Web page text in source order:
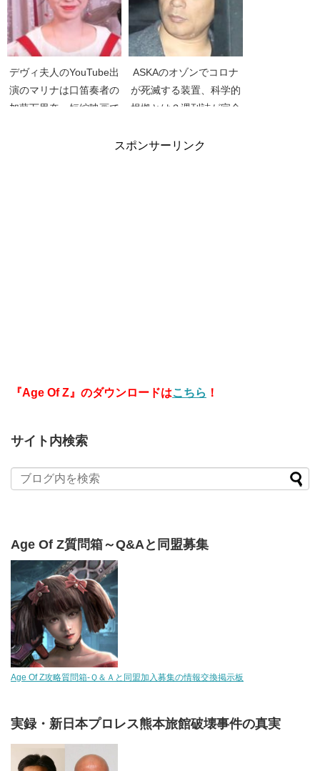
デヴィ夫人のYouTube出
演のマリナは口笛奏者の
加藤万里奈。短編映画で
ASKAのオゾンでコロナ
が死滅する装置、科学的
根拠とは？週刊誌が完全
刊女性】【新型コロナウ
スポンサーリンク
『Age Of Z』のダウンロードはこちら ！
サイト内検索
Age Of Z質問箱～Q&Aと同盟募集
Age Of Z攻略質問箱-Ｑ＆Ａと同盟加入募集の情報交換掲示板
実録・新日本プロレス熊本旅館破壊事件の真実